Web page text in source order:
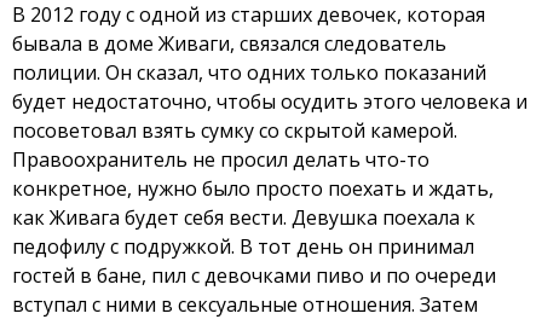
В 2012 году с одной из старших девочек, которая
бывала в доме Живаги, связался следователь
полиции. Он сказал, что одних только показаний
будет недостаточно, чтобы осудить этого человека и
посоветовал взять сумку со скрытой камерой.
Правоохранитель не просил делать что-то
конкретное, нужно было просто поехать и ждать,
как Живага будет себя вести. Девушка поехала к
педофилу с подружкой. В тот день он принимал
гостей в бане, пил с девочками пиво и по очереди
вступал с ними в сексуальные отношения. Затем